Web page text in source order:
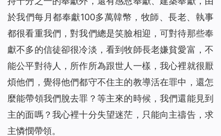
於我們每月都奉獻100多萬韓幣，牧師、長老、執事
都很看重我們，對我們總是笑臉相迎，可對待那些奉
獻不多的信徒卻很冷淡，看到牧師長老嫌貧愛富，不
能公平對待人，所作所為跟世人一樣，我心裡就很厭
煩他們，覺得他們都守不住主的教導活在罪中，還怎
麼能帶領我們脫去罪？等主來的時候，我們還能見到
主的面嗎？我心裡十分失望迷茫，只能向主禱告，求
主憐憫帶領。